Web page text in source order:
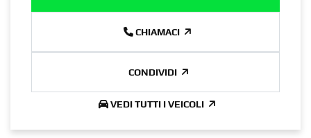
CHIAMACI
CONDIVIDI
VEDI TUTTI I VEICOLI